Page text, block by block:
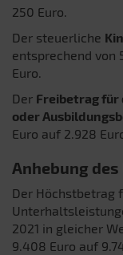
250 Euro.
Der steuerliche
entsprechend von
Euro.
Der Freibetrag für
oder
Euro auf 2.928
Anhebung
Der Höchstbetrag
2021 in gleicher
9.408 Euro auf